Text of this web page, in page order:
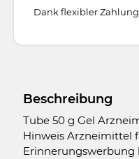
Dank flexibler
Beschreibung
Tube 50 g Gel
Hinweis Arzneimittel
Erinnerungswerbung